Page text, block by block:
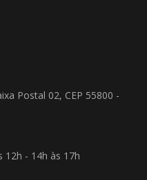
Postal 02, CEP 55800 -
12h - 14h às 17h